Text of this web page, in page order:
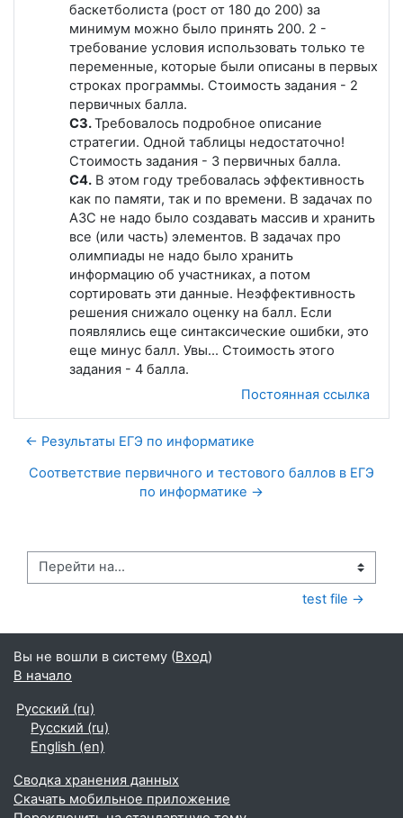
баскетболиста (рост от 180 до 200) за
минимум можно было принять 200. 2 -
требование условия использовать только те
переменные, которые были описаны в первых
строках программы. Стоимость задания - 2
первичных балла.
С3.Требовалось подробное описание
стратегии. Одной таблицы недостаточно!
Стоимость задания - 3 первичных балла.
С4. В этом году требовалась эффективность
как по памяти, так и по времени. В задачах по
АЗС не надо было создавать массив и хранить
все (или часть) элементов. В задачах про
олимпиады не надо было хранить
информацию об участниках, а потом
сортировать эти данные. Неэффективность
решения снижало оценку на балл. Если
появлялись еще синтаксические ошибки, это
еще минус балл. Увы... Стоимость этого
задания - 4 балла.
Постоянная ссылка
← Результаты ЕГЭ по информатике
Соответствие первичного и тестового баллов в ЕГЭ
по информатике →
Перейти на...
test file →
Вы не вошли в систему (Вход)
В начало
Русский ‎(ru)‎
Русский ‎(ru)‎
English ‎(en)‎
Сводка хранения данных
Скачать мобильное приложение